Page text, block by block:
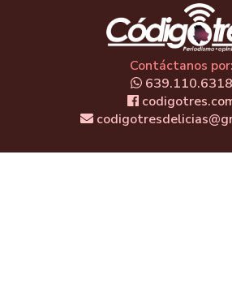
Contáctanos por:
639.110.6318